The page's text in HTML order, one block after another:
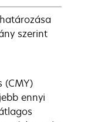
szerint
(CMY)
ennyi